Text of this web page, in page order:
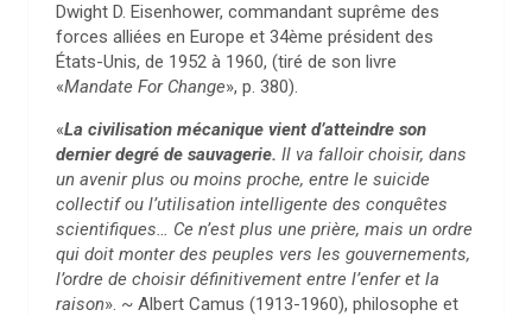
Dwight D. Eisenhower, commandant suprême des
forces alliées en Europe et 34ème président des
États-Unis, de 1952 à 1960, (tiré de son livre
«Mandate For Change», p. 380).
«La civilisation mécanique vient d’atteindre son
dernier degré de sauvagerie. Il va falloir choisir, dans
un avenir plus ou moins proche, entre le suicide
collectif ou l’utilisation intelligente des conquêtes
scientifiques… Ce n’est plus une prière, mais un ordre
qui doit monter des peuples vers les gouvernements,
l’ordre de choisir définitivement entre l’enfer et la
raison». ~ Albert Camus (1913-1960), philosophe et